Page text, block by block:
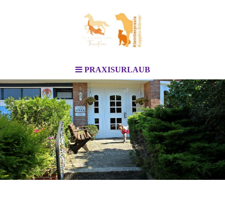
PRAXISURLAUB